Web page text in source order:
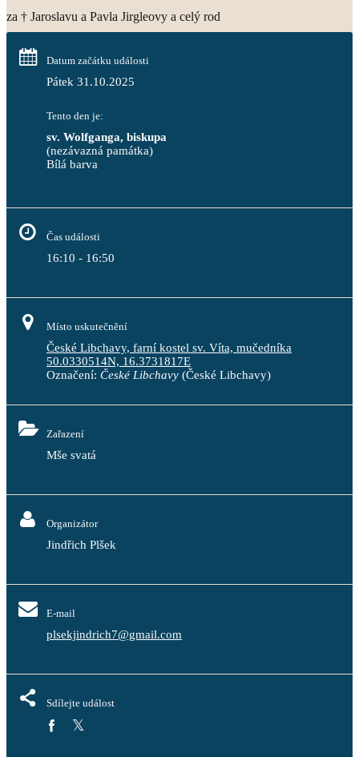
za † Jaroslavu a Pavla Jirgleovy a celý rod
Datum začátku události
Pátek 31.10.2025
Tento den je:
sv. Wolfganga, biskupa
(nezávazná památka)
Bílá barva
Čas události
16:10 - 16:50
Místo uskutečnění
České Libchavy, farní kostel sv. Víta, mučedníka
50.0330514N, 16.3731817E
Označení: České Libchavy (České Libchavy)
Zařazení
Mše svatá
Organizátor
Jindřich Plšek
E-mail
plsekjindrich7@gmail.com
Sdílejte událost